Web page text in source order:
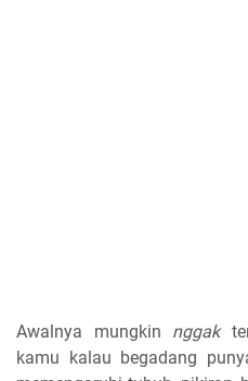
Awalnya mungkin nggak
kamu kalau begadang